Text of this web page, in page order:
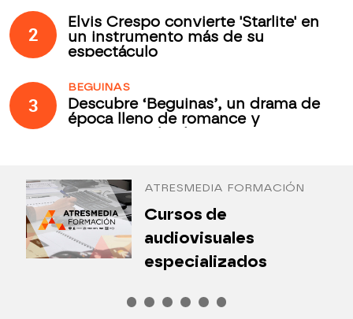
2
Elvis Crespo convierte 'Starlite' en
un instrumento más de su
espectáculo
3
BEGUINAS
Descubre ‘Beguinas’, un drama de
época lleno de romance y
ATRESMEDIA FORMACIÓN
Cursos de
audiovisuales
especializados